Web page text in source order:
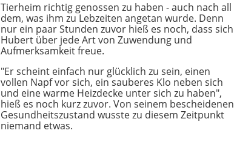
Tierheim richtig genossen zu haben - auch nach all
dem, was ihm zu Lebzeiten angetan wurde. Denn
nur ein paar Stunden zuvor hieß es noch, dass sich
Hubert über jede Art von Zuwendung und
Aufmerksamkeit freue.
"Er scheint einfach nur glücklich zu sein, einen
vollen Napf vor sich, ein sauberes Klo neben sich
und eine warme Heizdecke unter sich zu haben",
hieß es noch kurz zuvor. Von seinem bescheidenen
Gesundheitszustand wusste zu diesem Zeitpunkt
niemand etwas.